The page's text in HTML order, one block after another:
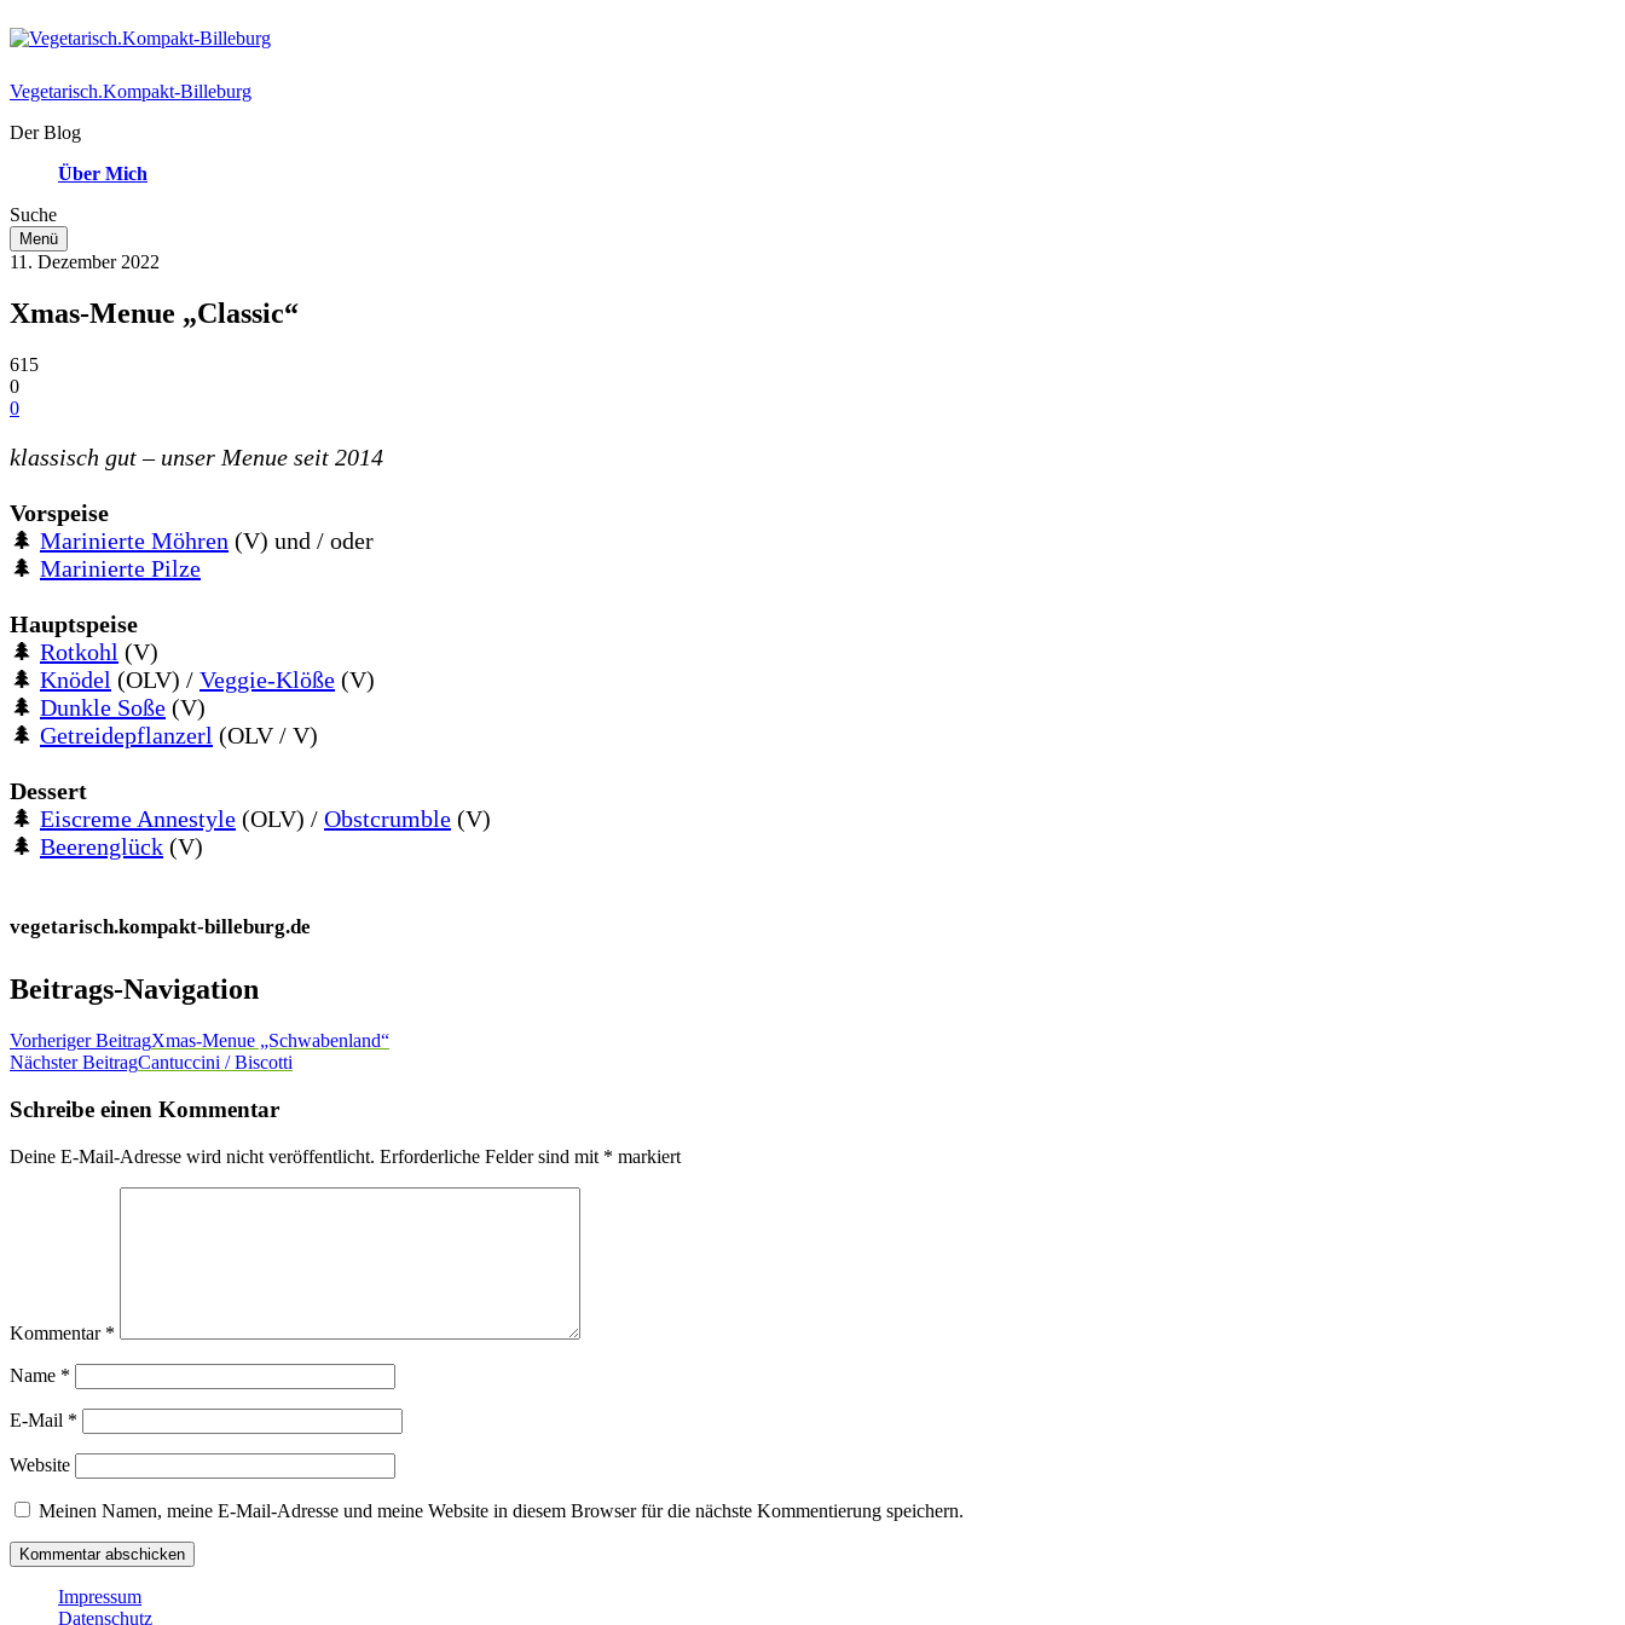
Vegetarisch.Kompakt-Billeburg
Der Blog
Über Mich
Suche
Menü
11. Dezember 2022
Xmas-Menue „Classic“
615
0
0
klassisch gut– unser Menue seit 2014
Vorspeise
🌲 Marinierte Möhren (V) und / oder
🌲 Marinierte Pilze
Hauptspeise
🌲 Rotkohl (V)
🌲 Knödel (OLV) / Veggie-Klöße (V)
🌲 Dunkle Soße (V)
🌲 Getreidepflanzerl (OLV / V)
Dessert
🌲 Eiscreme Annestyle (OLV) / Obstcrumble (V)
🌲 Beerenglück (V)
vegetarisch.kompakt-billeburg.de
Beitrags-Navigation
Vorheriger BeitragXmas-Menue „Schwabenland“
Nächster BeitragCantuccini / Biscotti
Schreibe einen Kommentar
Deine E-Mail-Adresse wird nicht veröffentlicht. Erforderliche Felder sind mit * markiert
Kommentar *
Name *
E-Mail *
Website
Meinen Namen, meine E-Mail-Adresse und meine Website in diesem Browser für die nächste Kommentierung speichern.
Impressum
Datenschutz